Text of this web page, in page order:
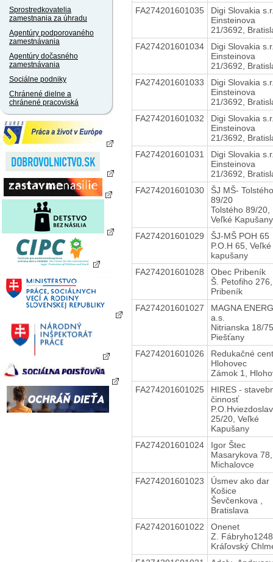
Sprostredkovatelia
zamestnania za úhradu
Agentúry podporovaného
zamestnávania
Agentúry dočasného
zamestnávania
Sociálne podniky
Chránené dielne a
chránené pracoviská
FA274201601035
Digi Slovakia
Einsteinova
21/3692,
FA274201601034
Digi Slovakia
Einsteinova
21/3692,
FA274201601033
Digi Slovakia
Einsteinova
21/3692,
FA274201601032
Digi Slovakia
Einsteinova
21/3692,
FA274201601031
Digi Slovakia
Einsteinova
21/3692,
FA274201601030
ŠJ MŠ- Tolstého
89/20
Tolstého 89/20,
Veľké Kapušany
FA274201601029
ŠJ-MŠ POH 65
P.O.H 65, Veľké
kapušany
FA274201601028
Obec Pribeník
Š. Petofiho 276,
Pribeník
FA274201601027
MAGNA
a.s.
Nitrianska 18/
Piešťany
FA274201601026
Redukačné
Hlohovec
Zámok 1,
FA274201601025
HIRES -
činnosť
25/20, Veľké
Kapušany
FA274201601024
Igor Štec
Masarykova 78,
Michalovce
FA274201601023
Úsmev ako dar
Košice
Ševčenkova ,
Bratislava
FA274201601022
Onenet
Z.
Kráľovský